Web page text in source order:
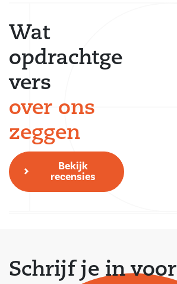
Schrijf je in voor
Wat
opdrachtge
vers
over ons
zeggen
Bekijk
recensies